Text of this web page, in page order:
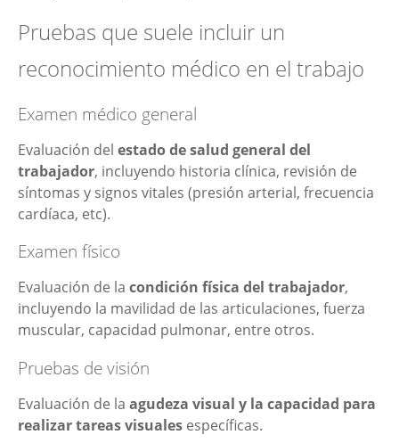
Pruebas que suele incluir un
reconocimiento médico en el trabajo
Examen médico general
Evaluación del estado de salud general del
trabajador, incluyendo historia clínica, revisión de
síntomas y signos vitales (presión arterial, frecuencia
cardíaca, etc).
Examen físico
Evaluación de la condición física del trabajador,
incluyendo la mavilidad de las articulaciones, fuerza
muscular, capacidad pulmonar, entre otros.
Pruebas de visión
Evaluación de la agudeza visual y la capacidad para
realizar tareas visuales específicas.